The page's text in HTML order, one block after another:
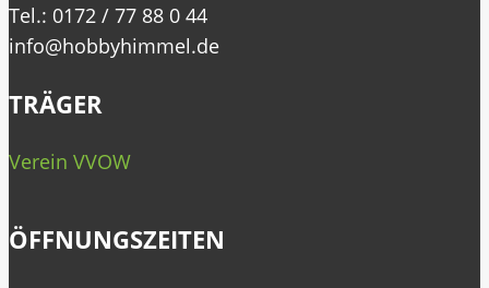
Tel.: 0172 / 77 88 0 44
info@hobbyhimmel.de
TRÄGER
Verein VVOW
ÖFFNUNGSZEITEN